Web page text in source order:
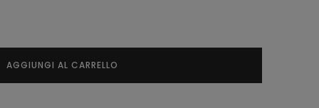
AGGIUNGI AL CARRELLO